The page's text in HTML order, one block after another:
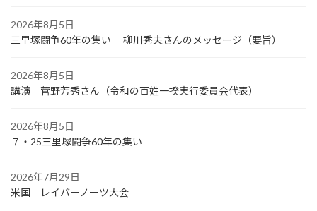
2026年8月5日
三里塚闘争60年の集い 柳川秀夫さんのメッセージ（要旨）
2026年8月5日
講演 菅野芳秀さん（令和の百姓一揆実行委員会代表）
2026年8月5日
７・25三里塚闘争60年の集い
2026年7月29日
米国 レイバーノーツ大会